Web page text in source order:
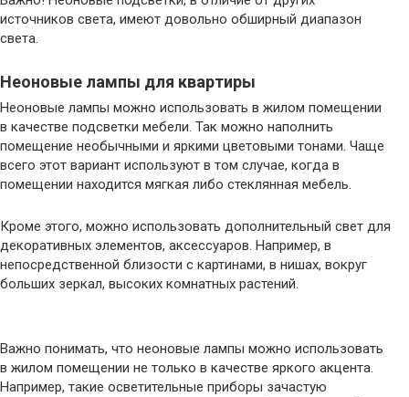
источников света, имеют довольно обширный диапазон
света.
Неоновые лампы для квартиры
Неоновые лампы можно использовать в жилом помещении
в качестве подсветки мебели. Так можно наполнить
помещение необычными и яркими цветовыми тонами. Чаще
всего этот вариант используют в том случае, когда в
помещении находится мягкая либо стеклянная мебель.
Кроме этого, можно использовать дополнительный свет для
декоративных элементов, аксессуаров. Например, в
непосредственной близости с картинами, в нишах, вокруг
больших зеркал, высоких комнатных растений.
Важно понимать, что неоновые лампы можно использовать
в жилом помещении не только в качестве яркого акцента.
Например, такие осветительные приборы зачастую